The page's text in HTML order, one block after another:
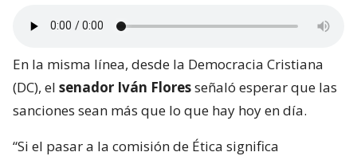
En la misma línea, desde la Democracia Cristiana
(DC), el senador Iván Floresseñaló esperar que las
sanciones sean más que lo que hay hoy en día.
“Si el pasar a la comisión de Ética significa